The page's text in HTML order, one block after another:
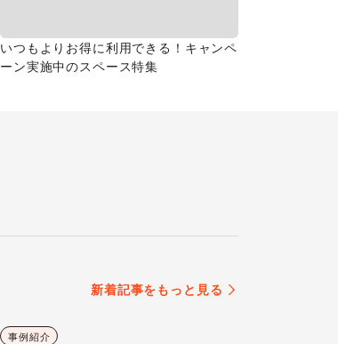
いつもよりお得に利用できる！キャンペ
ーン実施中のスペース特集
新着記事をもっと見る
事例紹介